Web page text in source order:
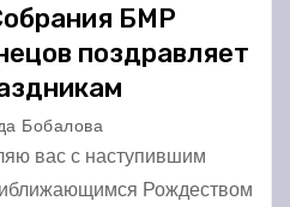
БМР
поздравляет
Бобалова
вас с наступившим
Рождеством